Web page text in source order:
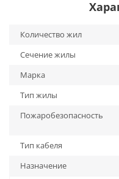
Количество жил
Сечение жилы
Марка
Тип жилы
Пожаробезопасность
Тип кабеля
Назначение